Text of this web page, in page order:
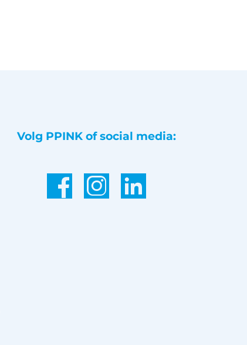
Volg PPINK of social media: